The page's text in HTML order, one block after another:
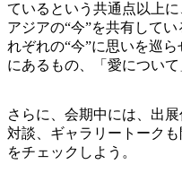
ているという共通点以上
アジアの“今”を共有して
れぞれの“今”に思いを巡
にあるもの、「愛について
さらに、会期中には、出
対談、ギャラリートーク
をチェックしよう。